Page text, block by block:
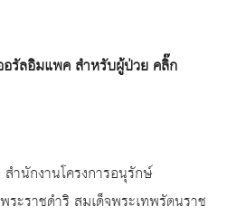
อรัลอิมแพค สำหรับผู้ป่วย คลิ๊ก
ำนักงานโครงการอนุรักษ์
ะราชดำริ สมเด็จพระเทพรัตนราช